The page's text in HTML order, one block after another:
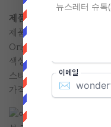
제품 정보
제품명 : 아디다스 오리지
Originals NMD City
색상 : 네이비
스타일 코드 : BA7212
가격 : 170 달러
뉴스레터 슈